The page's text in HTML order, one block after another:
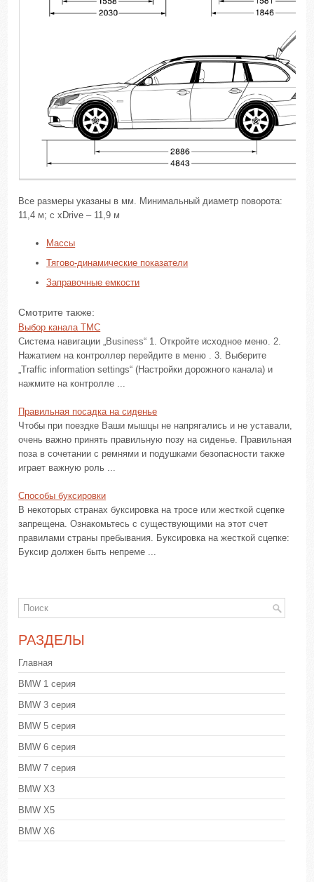
Все размеры указаны в мм. Минимальный диаметр поворота:
11,4 м; с xDrive – 11,9 м
Массы
Тягово-динамические показатели
Заправочные емкости
Смотрите также:
Выбор канала TMC
Система навигации „Business“ 1. Откройте исходное меню. 2.
Нажатием на контроллер перейдите в меню . 3. Выберите
„Traffic information settings“ (Настройки дорожного канала) и
нажмите на контролле ...
Правильная посадка на сиденье
Чтобы при поездке Ваши мышцы не напрягались и не уставали,
очень важно принять правильную позу на сиденье. Правильная
поза в сочетании с ремнями и подушками безопасности также
играет важную роль ...
Способы буксировки
В некоторых странах буксировка на тросе или жесткой сцепке
запрещена. Ознакомьтесь с существующими на этот счет
правилами страны пребывания. Буксировка на жесткой сцепке:
Буксир должен быть непреме ...
РАЗДЕЛЫ
Главная
BMW 1 серия
BMW 3 серия
BMW 5 серия
BMW 6 серия
BMW 7 серия
BMW X3
BMW X5
BMW X6